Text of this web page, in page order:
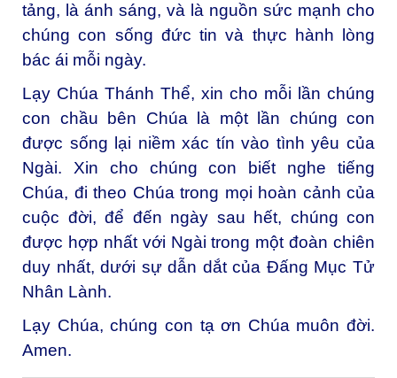
tảng, là ánh sáng, và là nguồn sức mạnh cho
chúng con sống đức tin và thực hành lòng
bác ái mỗi ngày.
Lạy Chúa Thánh Thể, xin cho mỗi lần chúng
con chầu bên Chúa là một lần chúng con
được sống lại niềm xác tín vào tình yêu của
Ngài. Xin cho chúng con biết nghe tiếng
Chúa, đi theo Chúa trong mọi hoàn cảnh của
cuộc đời, để đến ngày sau hết, chúng con
được hợp nhất với Ngài trong một đoàn chiên
duy nhất, dưới sự dẫn dắt của Đấng Mục Tử
Nhân Lành.
Lạy Chúa, chúng con tạ ơn Chúa muôn đời.
Amen.